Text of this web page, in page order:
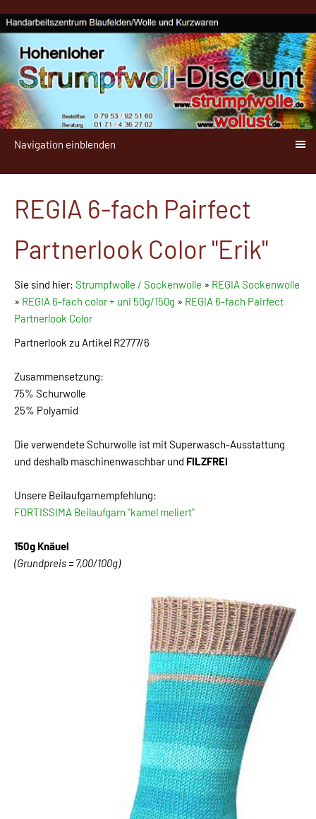
Navigation einblenden
REGIA 6-fach Pairfect
Partnerlook Color "Erik"
Sie sind hier: Strumpfwolle / Sockenwolle » REGIA Sockenwolle
» REGIA 6-fach color + uni 50g/150g » REGIA 6-fach Pairfect
Partnerlook Color
Partnerlook zu Artikel R2777/6
Zusammensetzung:
75% Schurwolle
25% Polyamid
Die verwendete Schurwolle ist mit Superwasch-Ausstattung
und deshalb maschinenwaschbar und FILZFREI
Unsere Beilaufgarnempfehlung:
FORTISSIMA Beilaufgarn "kamel meliert"
150g Knäuel
(Grundpreis = 7,00/100g)